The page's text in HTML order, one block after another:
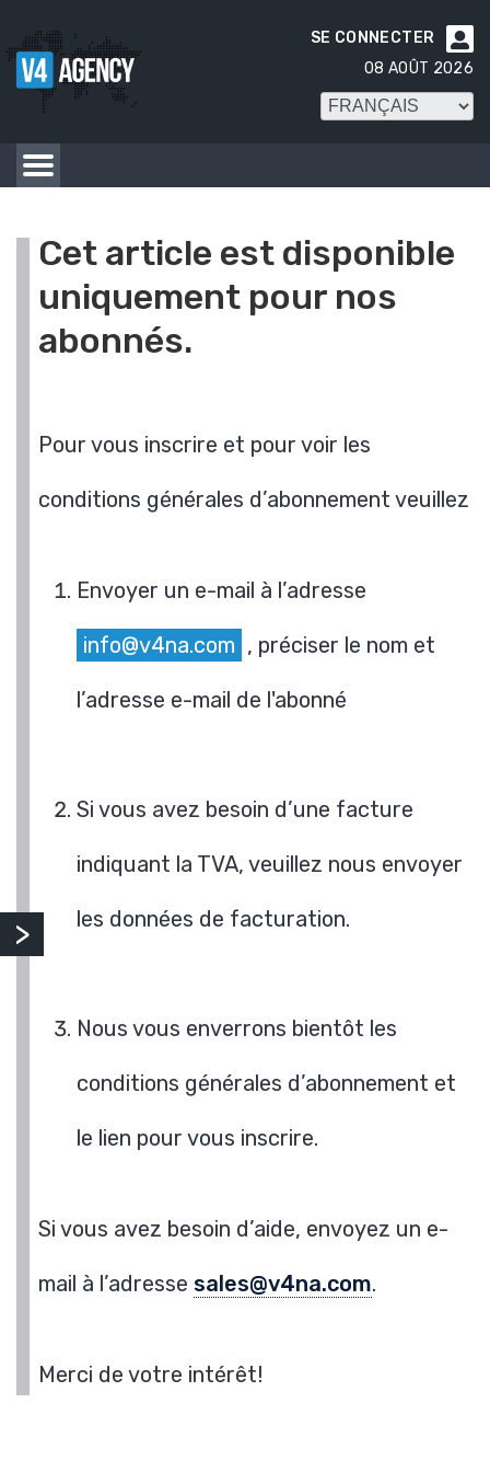

SE CONNECTER
08 AOÛT 2026
Cet article est disponible
uniquement pour nos
abonnés.
Pour vous inscrire et pour voir les
conditions générales d’abonnement veuillez
Envoyer un e-mail à l’adresse
info@v4na.com , préciser le nom et
l’adresse e-mail de l'abonné
Si vous avez besoin d’une facture
indiquant la TVA, veuillez nous envoyer
les données de facturation.
Nous vous enverrons bientôt les
conditions générales d’abonnement et
le lien pour vous inscrire.
Si vous avez besoin d’aide, envoyez un e-
mail à l’adresse sales@v4na.com.
Merci de votre intérêt!